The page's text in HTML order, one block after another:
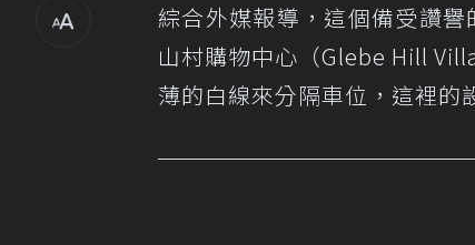
綜合外媒報導 ，這個備受讚
山村購物中心（Glebe Hill
薄的白線來分隔車位，這裡的